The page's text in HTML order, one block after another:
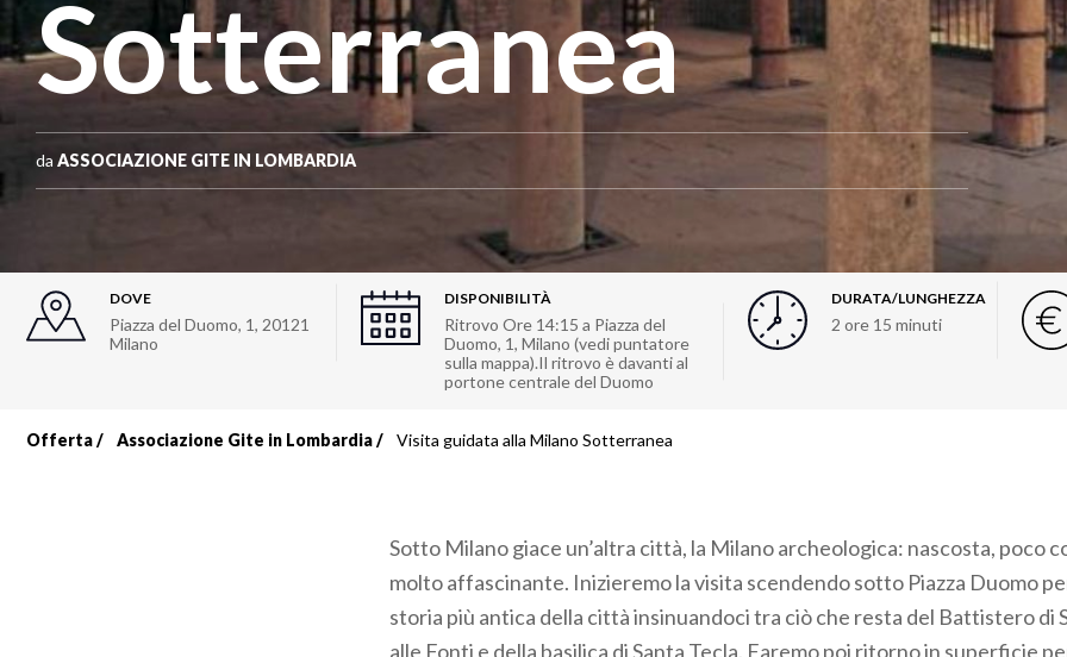
Sotterranea
da ASSOCIAZIONE GITE IN LOMBARDIA
DOVE
Piazza del Duomo, 1, 20121
Milano
DISPONIBILITÀ
Ritrovo Ore 14:15 a Piazza del
Duomo, 1, Milano (vedi puntatore
sulla mappa).Il ritrovo è davanti al
portone centrale del Duomo
DURATA/LUNGHEZZA
2 ore 15 minuti
Offerta Associazione Gite in Lombardia Visita guidata alla Milano Sotterranea
Sotto Milano giace un’altra città, la Milano archeologica: nascosta, poco
molto affascinante. Inizieremo la visita scendendo sotto Piazza Duomo
storia più antica della città insinuandoci tra ciò che resta del Battistero di
alle Fonti e della basilica di Santa Tecla. Faremo poi ritorno in superficie